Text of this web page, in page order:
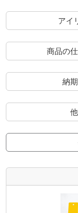
アイ
商品の
納